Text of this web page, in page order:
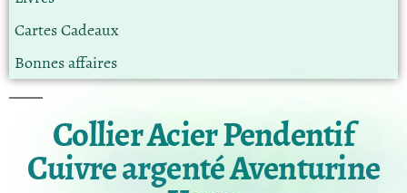
Cartes Cadeaux
Bonnes affaires
Collier Acier Pendentif
Cuivre argenté Aventurine